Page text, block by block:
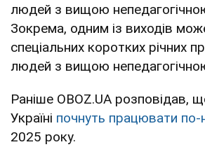
людей з вищою
Зокрема, одним із виходів
спеціальних коротких річних
людей з вищою
Раніше OBOZ.UA розповідав,
Україні почнуть працювати
2025 року.